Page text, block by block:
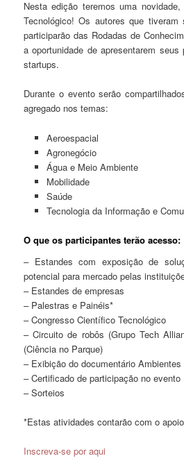
Nesta edição teremos uma
Tecnológico! Os autores que tiveram
participarão das Rodadas de
a oportunidade de apresentarem
startups.
Durante o evento serão
agregado nos temas:
Aeroespacial
Agronegócio
Água e Meio Ambiente
Mobilidade
Saúde
Tecnologia da Informação e
O que os participantes terão acesso:
– Estandes com exposição de
potencial para mercado pelas
– Estandes de empresas
– Palestras e Painéis*
– Congresso Científico Tecnológico
– Circuito de robôs (Grupo Tech
(Ciência no Parque)
– Exibição do documentário
– Certificado de participação no evento
– Sorteios
*Estas atividades contarão com o
Inscreva-se por aqui